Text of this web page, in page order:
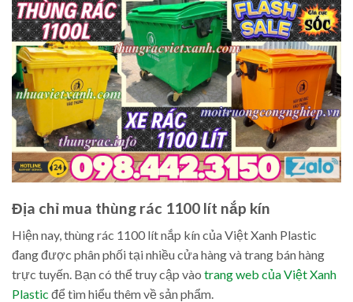
Địa chỉ mua thùng rác 1100 lít nắp kín
Hiện nay, thùng rác 1100 lít nắp kín của Việt Xanh Plastic
đang được phân phối tại nhiều cửa hàng và trang bán hàng
trực tuyến. Bạn có thể truy cập vào trang web của Việt Xanh
Plastic để tìm hiểu thêm về sản phẩm.